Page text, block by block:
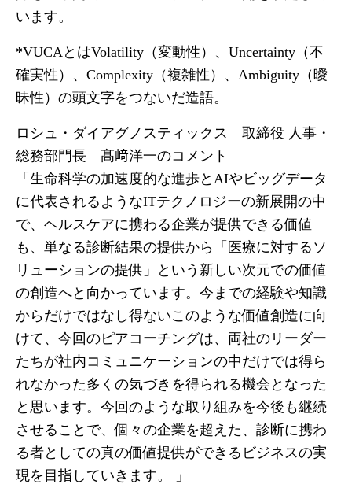
います。
*VUCAとはVolatility（変動性）、Uncertainty（不
確実性）、Complexity（複雑性）、Ambiguity（曖
昧性）の頭文字をつないだ造語。
ロシュ・ダイアグノスティックス 取締役 人事・
総務部門長 髙﨑洋一のコメント
「生命科学の加速度的な進歩とAIやビッグデータ
に代表されるようなITテクノロジーの新展開の中
で、ヘルスケアに携わる企業が提供できる価値
も、単なる診断結果の提供から「医療に対するソ
リューションの提供」という新しい次元での価値
の創造へと向かっています。今までの経験や知識
からだけではなし得ないこのような価値創造に向
けて、今回のピアコーチングは、両社のリーダー
たちが社内コミュニケーションの中だけでは得ら
れなかった多くの気づきを得られる機会となった
と思います。今回のような取り組みを今後も継続
させることで、個々の企業を超えた、診断に携わ
る者としての真の価値提供ができるビジネスの実
現を目指していきます。 」